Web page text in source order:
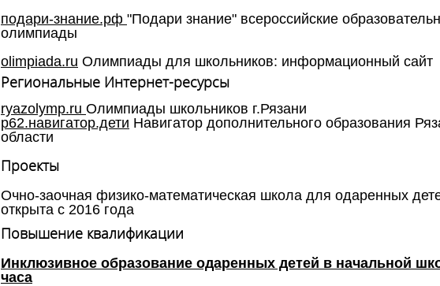
подари-знание.рф "Подари знание" всероссийские
олимпиады
olimpiada.ru Олимпиады для школьников: информационный сайт
Региональные Интернет-ресурсы
ryazolymp.ru Олимпиады школьников г.Рязани
р62.навигатор.дети Навигатор дополнительного образования
области
Проекты
Очно-заочная физико-математическая школа для одаренных
открыта с 2016 года
Повышение квалификации
Инклюзивное образование одаренных детей в начальной
часа